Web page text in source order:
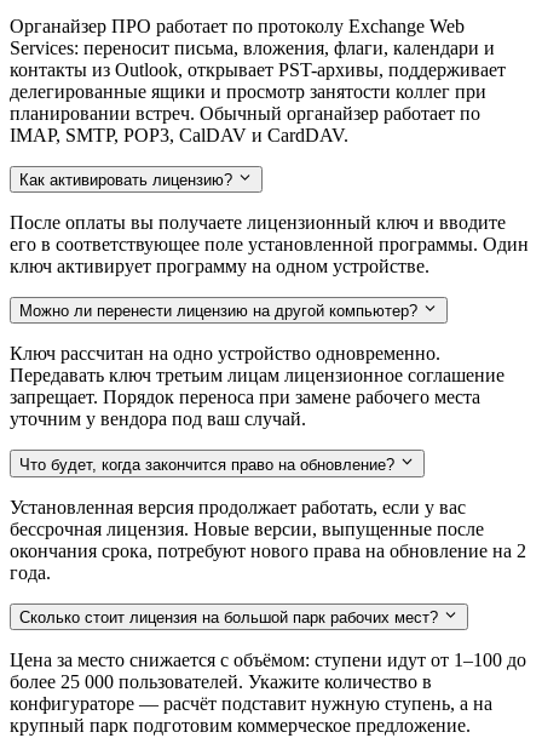
Органайзер ПРО работает по протоколу Exchange Web
Services: переносит письма, вложения, флаги, календари и
контакты из Outlook, открывает PST-архивы, поддерживает
делегированные ящики и просмотр занятости коллег при
планировании встреч. Обычный органайзер работает по
IMAP, SMTP, POP3, CalDAV и CardDAV.
Как активировать лицензию?
После оплаты вы получаете лицензионный ключ и вводите
его в соответствующее поле установленной программы. Один
ключ активирует программу на одном устройстве.
Можно ли перенести лицензию на другой компьютер?
Ключ рассчитан на одно устройство одновременно.
Передавать ключ третьим лицам лицензионное соглашение
запрещает. Порядок переноса при замене рабочего места
уточним у вендора под ваш случай.
Что будет, когда закончится право на обновление?
Установленная версия продолжает работать, если у вас
бессрочная лицензия. Новые версии, выпущенные после
окончания срока, потребуют нового права на обновление на 2
года.
Сколько стоит лицензия на большой парк рабочих мест?
Цена за место снижается с объёмом: ступени идут от 1–100 до
более 25 000 пользователей. Укажите количество в
конфигураторе — расчёт подставит нужную ступень, а на
крупный парк подготовим коммерческое предложение.